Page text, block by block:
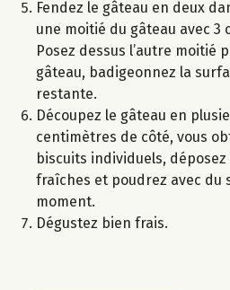
Fendez le gâteau en deux
une moitié du gâteau avec 3
Posez dessus l’autre moitié
gâteau, badigeonnez la
restante.
Découpez le gâteau en
centimètres de côté, vous
biscuits individuels,
fraîches et poudrez avec du
moment.
Dégustez bien frais.